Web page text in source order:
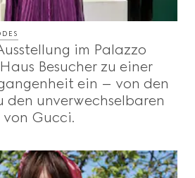
im Palazzo
Besucher zu einer
ein – von den
den unverwechselbaren
Gucci.